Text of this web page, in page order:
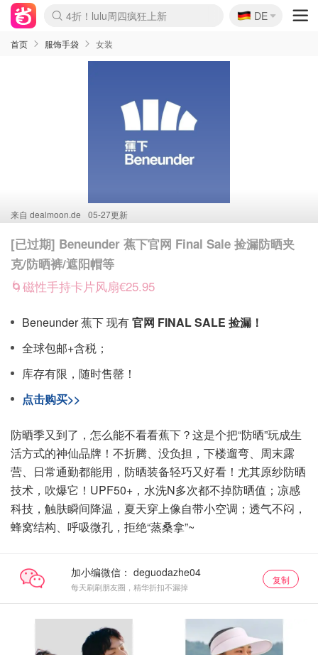
Boticinal 夏促开抢！
4折！lulu周四疯狂上新
还没结束！&OtherStories大促
Joybuy变相75折 随时失效
速领！Stanley独家85折
疑似霸哥！Camper额外叠85折
Zalando 奥莱闪促！每日更新
Moncler反季囤！5折起+叠9折
Coach Brooklyn仅€192
🇩🇪
DE
首页 服饰手袋 女装
来自 dealmoon.de 05-27更新
[已过期] Beneunder 蕉下官网 Final Sale 捡漏防晒夹
克/防晒裤/遮阳帽等
🌀磁性手持卡片风扇€25.95
Beneunder 蕉下 现有官网 FINAL SALE 捡漏！
全球包邮+含税；
库存有限，随时售罄！
点击购买>>
防晒季又到了，怎么能不看看蕉下？这是个把“防晒”玩成生
活方式的神仙品牌！不折腾、没负担，下楼遛弯、周末露
营、日常通勤都能用，防晒装备轻巧又好看！尤其原纱防晒
技术，吹爆它！UPF50+，水洗N多次都不掉防晒值；凉感
科技，触肤瞬间降温，夏天穿上像自带小空调；透气不闷，
蜂窝结构、呼吸微孔，拒绝“蒸桑拿”~
加小编微信：
每天刷刷朋友圈，精华折扣不漏掉
复制